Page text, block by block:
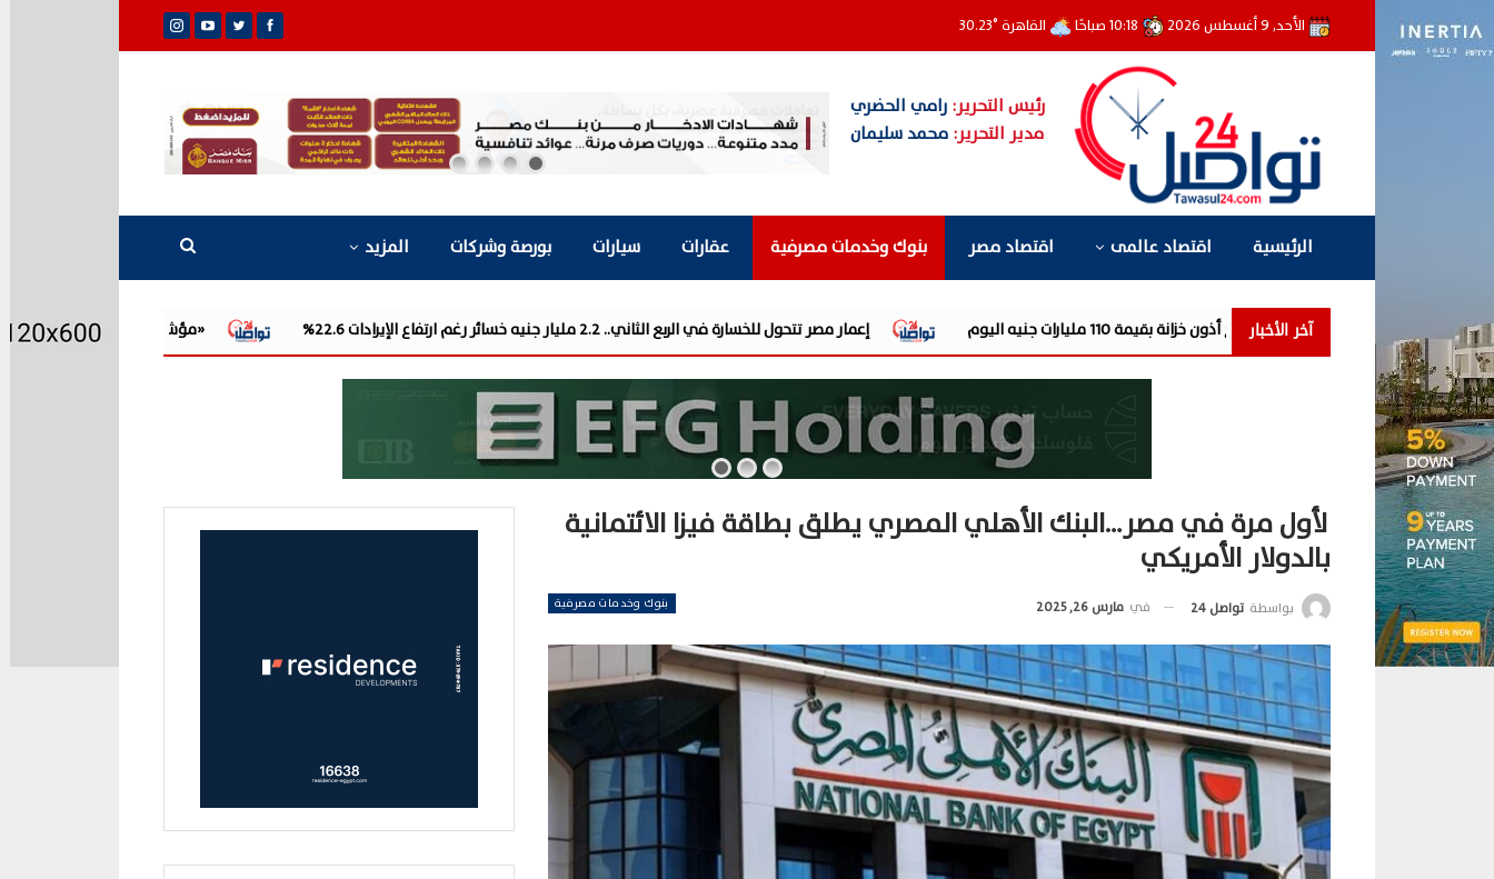
الأحد, 9 أغسطس 2026 القاهرة°
30.23
رئيس التحرير:رامي الحضري
مدير التحرير: محمد سليمان
الرئيسية اقتصاد عالمى اقتصاد مصر بنوك وخدمات مصرفية عقارات سيارات بورصة وشركات المزيد
آخر الأخباريطرح أذون خزانة بقيمة 110 مليارات جنيه اليوم إعمار مصر تتحول للخسارة في الربع الثاني.. 2.2 مليار جنيه خسائر رغم ارتفاع الإيرادات 22.6% «مؤشر مرصد الذهب»: السوق المصرية تستوعب 39% من مكاسب الأوقية العالمية.. والدولار والعلاوة يمتصان 61%
لأول مرة في مصر…البنك الأهلي المصري يطلق بطاقة فيزا الائتمانية
بالدولار الأمريكي
بنوك وخدمات مصرفية بواسطة تواصل 24 في مارس 26, 2025